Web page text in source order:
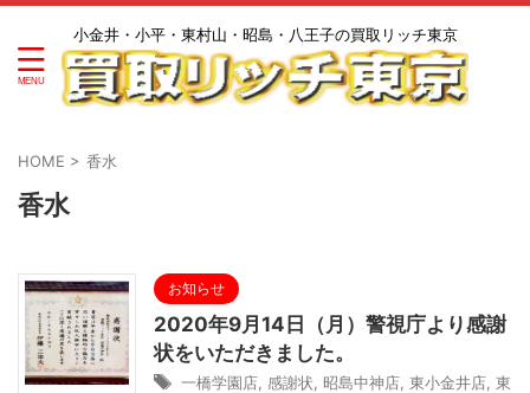
小金井・小平・東村山・昭島・八王子の買取リッチ東京
HOME > 香水
香水
お知らせ
2020年9月14日（月）警視庁より感謝
状をいただきました。
一橋学園店 感謝状 昭島中神店 東小金井店 東